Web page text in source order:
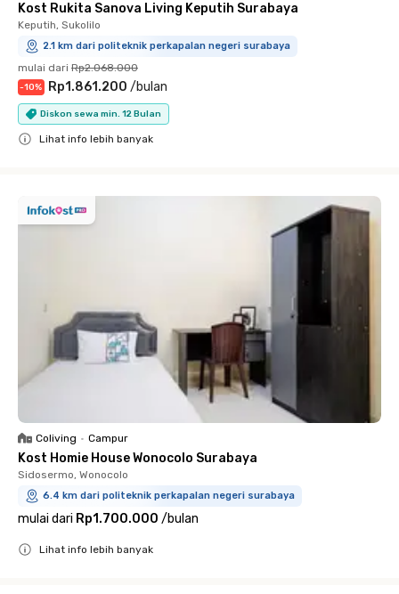
Kost Rukita Sanova Living Keputih Surabaya
Keputih, Sukolilo
2.1 km dari politeknik perkapalan negeri surabaya
mulai dari Rp2.068.000
-10% Rp1.861.200 /bulan
Diskon sewa min. 12 Bulan
Lihat info lebih banyak
Coliving • Campur
Kost Homie House Wonocolo Surabaya
Sidosermo, Wonocolo
6.4 km dari politeknik perkapalan negeri surabaya
mulai dari Rp1.700.000 /bulan
Lihat info lebih banyak